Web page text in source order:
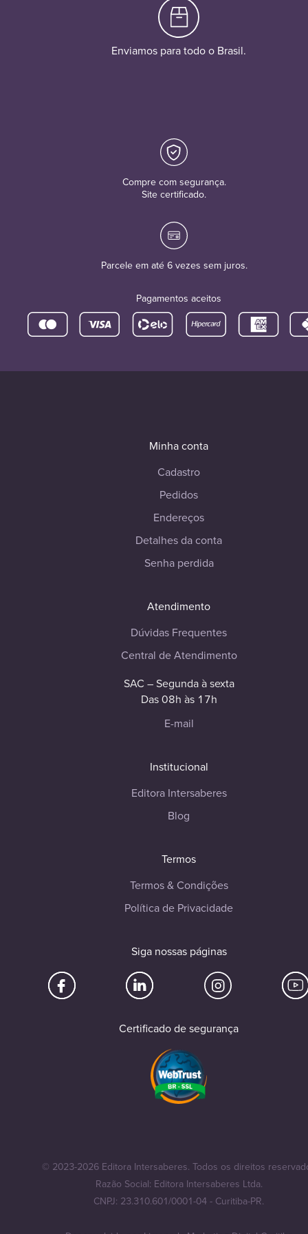
Enviamos para todo o Brasil.
Compre com segurança.
Site certificado.
Parcele em até 6 vezes sem juros.
Pagamentos aceitos
Minha conta
Cadastro
Pedidos
Endereços
Detalhes da conta
Senha perdida
Atendimento
Dúvidas Frequentes
Central de Atendimento
SAC – Segunda à sexta
Das 08h às 17h
E-mail
Institucional
Editora Intersaberes
Blog
Termos
Termos & Condições
Política de Privacidade
Siga nossas páginas
Certificado de segurança
© 2023-2026 Editora Intersaberes. Todos os direitos
Razão Social: Editora Intersaberes Ltda.
CNPJ: 23.310.601/0001-04 - Curitiba-PR.